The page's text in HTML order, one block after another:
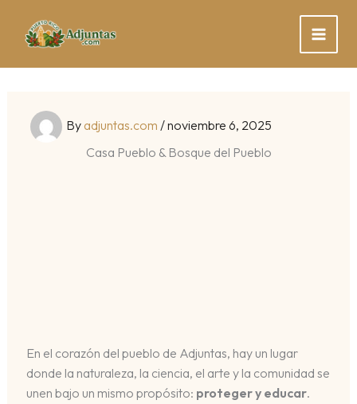
content
By adjuntas.com /noviembre 6, 2025
Casa Pueblo & Bosque del Pueblo
En el corazón del pueblo de Adjuntas, hay un lugar
donde la naturaleza, la ciencia, el arte y la comunidad se
unen bajo un mismo propósito: proteger y educar.